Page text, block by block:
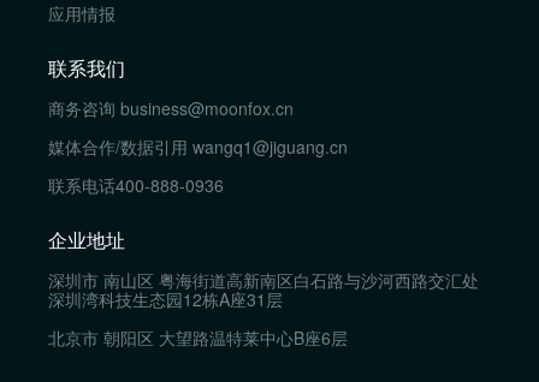
应用情报
联系我们
商务咨询 business@moonfox.cn
媒体合作/数据引用 wangq1@jiguang.cn
联系电话400-888-0936
企业地址
深圳市 南山区 粤海街道高新南区白石路与沙河西路交汇处
深圳湾科技生态园12栋A座31层
北京市 朝阳区 大望路温特莱中心B座6层